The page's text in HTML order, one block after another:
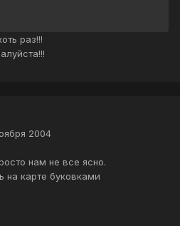
раз!!!
2004
нам не все ясно.
на карте буковками